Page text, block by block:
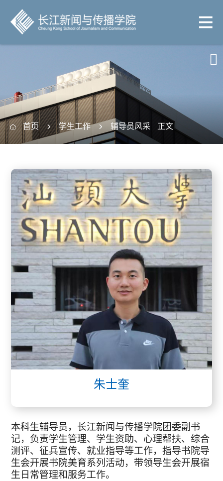

 首页  学生工作  辅导员风采 正文
朱士奎
本科生辅导员，长江新闻与传播学院团委副书
记，负责学生管理、学生资助、心理帮扶、综合
测评、征兵宣传、就业指导等工作，指导书院导
生会开展书院美育系列活动，带领导生会开展宿
生日常管理和服务工作。